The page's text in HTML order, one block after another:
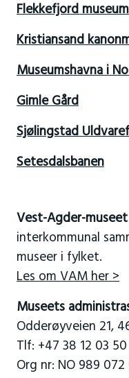
Flekkefjord museum
Kristiansand
Museumshavna i
Gimle Gård
Sjølingstad
Setesdalsbanen
Vest-Agder-museet
interkommunal
museer i fylket.
Les om VAM her >
Museets
Odderøyveien 21,
Tlf: +47 38 12 03 50
Org nr: NO 989